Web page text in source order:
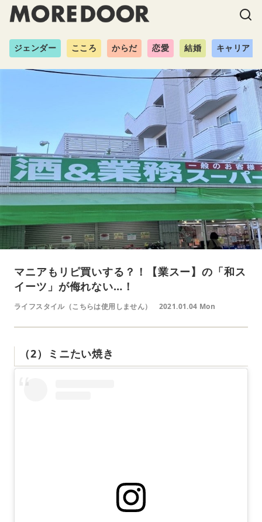
ジェンダー こころ からだ 恋愛 結婚 キャリア
マニアもリピ買いする？！【業スー】の「和ス
イーツ」が侮れない…！
ライフスタイル（こちらは使用しません） 2021.01.04 Mon
（2）ミニたい焼き